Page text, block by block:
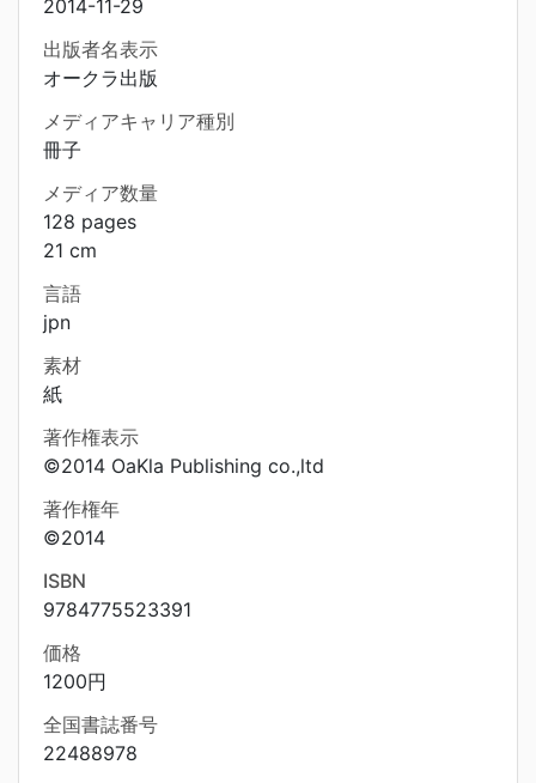
2014-11-29
出版者名表示
オークラ出版
メディアキャリア種別
冊子
メディア数量
128 pages
21 cm
言語
jpn
素材
紙
著作権表示
©2014 OaKla Publishing co.,ltd
著作権年
©2014
ISBN
9784775523391
価格
1200円
全国書誌番号
22488978